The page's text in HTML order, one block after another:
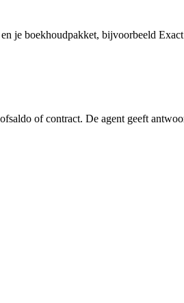
je boekhoudpakket, bijvoorbeeld
of contract. De agent geeft